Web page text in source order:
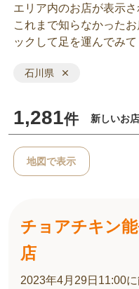
エリア内のお店が表示さ
これまで知らなかった
ックして足を運んでみて
石川県
1,281件 新しいお店
地図で表示
チョアチキン
店
2023年4月29日11:00